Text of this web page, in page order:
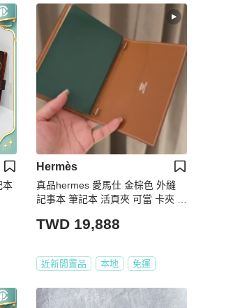
本
Hermès
真品hermes 愛馬仕 金棕色 外縫
記事本 筆記本 活頁夾 可當 卡夾 卡
TWD 19,888
近新閒置品 本地 免運